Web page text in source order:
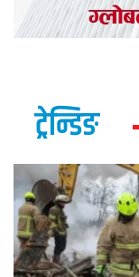
ट्रेन्डिङ